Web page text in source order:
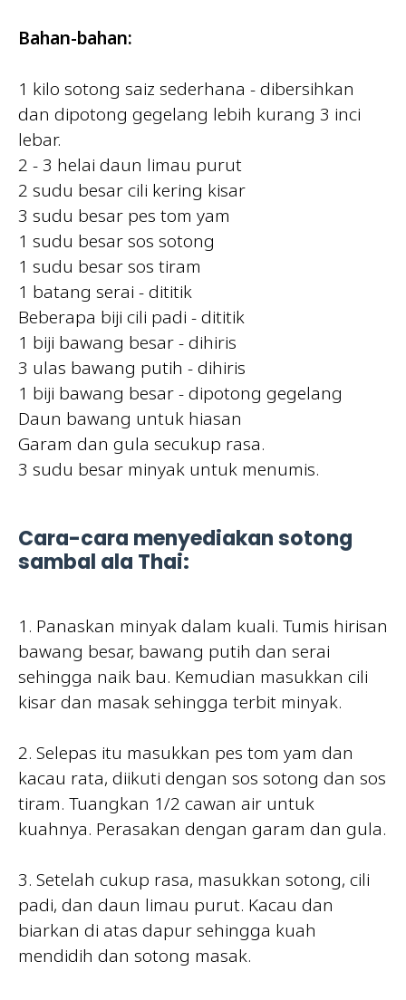
Bahan-bahan:
1 kilo sotong saiz sederhana - dibersihkan
dan dipotong gegelang lebih kurang 3 inci
lebar.
2 - 3 helai daun limau purut
2 sudu besar cili kering kisar
3 sudu besar pes tom yam
1 sudu besar sos sotong
1 sudu besar sos tiram
1 batang serai - dititik
Beberapa biji cili padi - dititik
1 biji bawang besar - dihiris
3 ulas bawang putih - dihiris
1 biji bawang besar - dipotong gegelang
Daun bawang untuk hiasan
Garam dan gula secukup rasa.
3 sudu besar minyak untuk menumis.
Cara-cara menyediakan sotong
sambal ala Thai:
1. Panaskan minyak dalam kuali. Tumis hirisan
bawang besar, bawang putih dan serai
sehingga naik bau. Kemudian masukkan cili
kisar dan masak sehingga terbit minyak.
2. Selepas itu masukkan pes tom yam dan
kacau rata, diikuti dengan sos sotong dan sos
tiram. Tuangkan 1/2 cawan air untuk
kuahnya. Perasakan dengan garam dan gula.
3. Setelah cukup rasa, masukkan sotong, cili
padi, dan daun limau purut. Kacau dan
biarkan di atas dapur sehingga kuah
mendidih dan sotong masak.